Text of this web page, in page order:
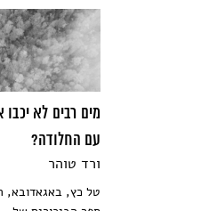
מים רבים לא
עם החלודה?
ורד טוהר